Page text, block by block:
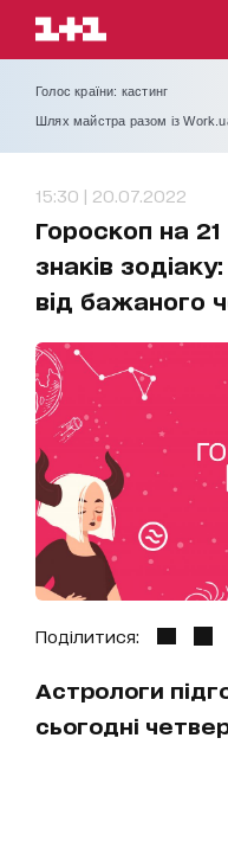
Голос країни: кастинг
Шлях майстра разом із
15:30 | 20.07.2022
Гороскоп на
знаків
від бажаного
Поділитися:
Астрологи
сьогодні